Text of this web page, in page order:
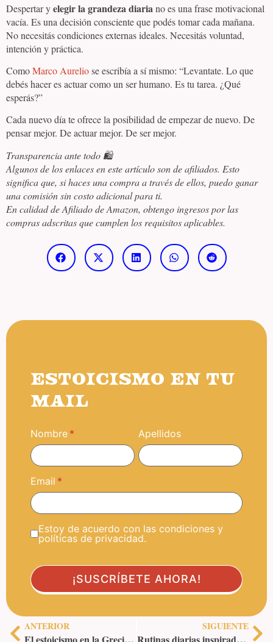
Despertar yelegir la grandeza diariano es una frase motivacional
vacía. Es una decisión consciente que podés tomar cada mañana.
No necesitás condiciones externas ideales. Necesitás voluntad,
intención y práctica.
ComoMarco Aureliose escribía a sí mismo: “Levantate. Lo que
debés hacer es actuar como un ser humano. Es tu tarea. ¿Qué
esperás?”
Cada nuevo día te ofrece la posibilidad de empezar de nuevo. De
pensar mejor. De actuar mejor. De ser mejor.
Transparencia ante todo 🛍️
Algunos de los enlaces en este artículo son de afiliados. Esto
significa que, si haces una compra a través de ellos, puedo ganar
una comisión sin costo adicional para ti.
En calidad de Afiliado de Amazon, obtengo ingresos por las
compras adscritas que cumplen los requisitos aplicables.
ESTOICISMO EN TU
MAIL
Nombre Apellidos
Email
Estoy de acuerdo con las condiciones y
políticas de privacidad.
ANTERIOR SIGUIENTE